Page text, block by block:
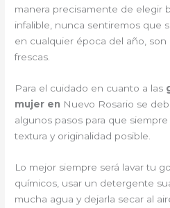
manera precisamente de elegir
infalible, nunca sentiremos que
en cualquier época del año, son
frescas.
Para el cuidado en cuanto a las
mujer en Nuevo Rosario se
algunos pasos para que
textura y originalidad posible.
Lo mejor siempre será lavar tu
químicos, usar un detergente
mucha agua y dejarla secar al